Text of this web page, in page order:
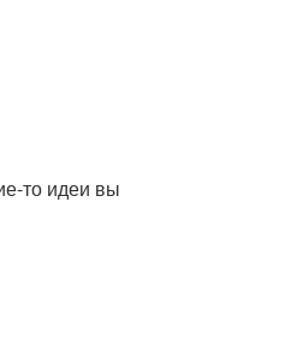
то идеи вы